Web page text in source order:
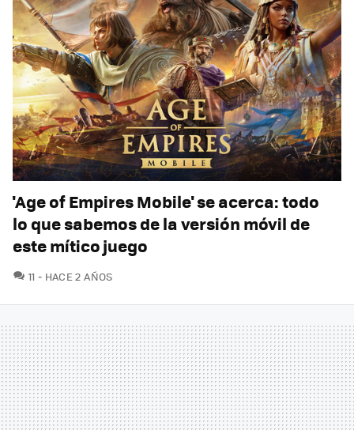
'Age of Empires Mobile' se acerca: todo
lo que sabemos de la versión móvil de
este mítico juego
11 COMENTARIOS
HACE 2 AÑOS